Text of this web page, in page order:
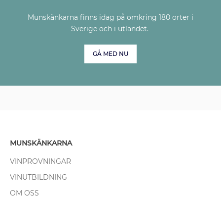
Munskänkarna finns idag på omkring 180 orter i
Sverige och i utlandet.
GÅ MED NU
MUNSKÄNKARNA
VINPROVNINGAR
VINUTBILDNING
OM OSS